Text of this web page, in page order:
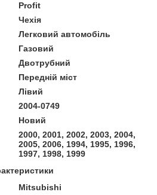
Profit
Чехія
Легковий автомобіль
Газовий
Двотрубний
Передній міст
Лівий
2004-0749
Новий
2000, 2001, 2002, 2003, 2004,
2005, 2006, 1994, 1995, 1996,
1997, 1998, 1999
Mitsubishi